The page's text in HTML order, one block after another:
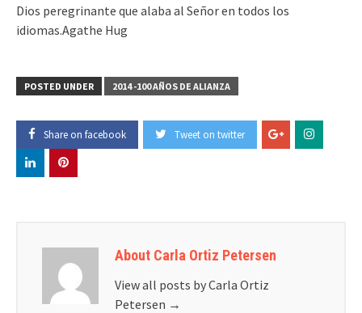
Dios peregrinante que alaba al Señor en todos los
idiomas.Agathe Hug
POSTED UNDER 2014 -100 AÑOS DE ALIANZA
Share on facebook Tweet on twitter
About Carla Ortiz Petersen
View all posts by Carla Ortiz
Petersen →